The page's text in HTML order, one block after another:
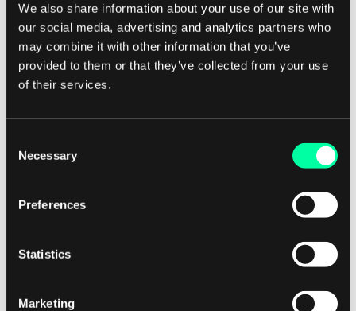
We also share information about your use of our site with
our social media, advertising and analytics partners who
may combine it with other information that you’ve
provided to them or that they’ve collected from your use
of their services.
Selection
Necessary
Preferences
Statistics
Marketing
Sicherheitsvorfälle und Compliance-
Verstöße zu erkennen. Organisationen
sollten Überwachungstools implementieren,
die Echtzeit-Sichtbarkeit in Cloud-
Benutzeranmeldungen,
Konfigurationsänderungen. Regelmäßige
werden, um die Wirksamkeit der
Verbesserungsmöglichkeiten zu
Implementieren Sie